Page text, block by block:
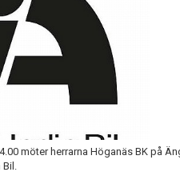
möter herrarna Höganäs BK på
Bil.